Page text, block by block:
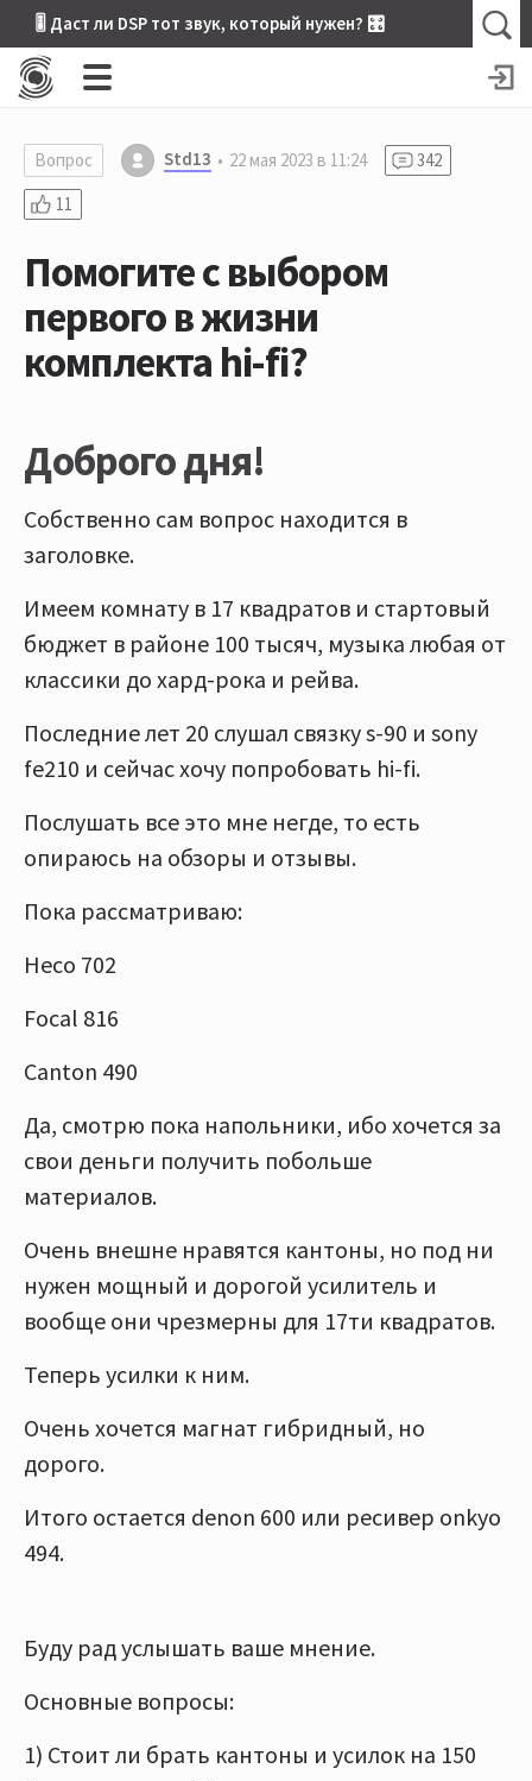
🎚 Даст ли DSP тот звук, который нужен? 🎛
Вопрос Std13 22 мая 2023 в 11:24
342
11
Помогите с выбором
первого в жизни
комплекта hi-fi?
Доброго дня!
Собственно сам вопрос находится в
заголовке.
Имеем комнату в 17 квадратов и стартовый
бюджет в районе 100 тысяч, музыка любая от
классики до хард-рока и рейва.
Последние лет 20 слушал связку s-90 и sony
fe210 и сейчас хочу попробовать hi-fi.
Послушать все это мне негде, то есть
опираюсь на обзоры и отзывы.
Пока рассматриваю:
Heco 702
Focal 816
Canton 490
Да, смотрю пока напольники, ибо хочется за
свои деньги получить побольше
материалов.
Очень внешне нравятся кантоны, но под ни
нужен мощный и дорогой усилитель и
вообще они чрезмерны для 17ти квадратов.
Теперь усилки к ним.
Очень хочется магнат гибридный, но
дорого.
Итого остается denon 600 или ресивер onkyo
494.
Буду рад услышать ваше мнение.
Основные вопросы:
1) Стоит ли брать кантоны и усилок на 150